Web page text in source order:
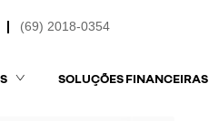
(69) 2018-0354
SOLUÇÕES FINANCEIRAS